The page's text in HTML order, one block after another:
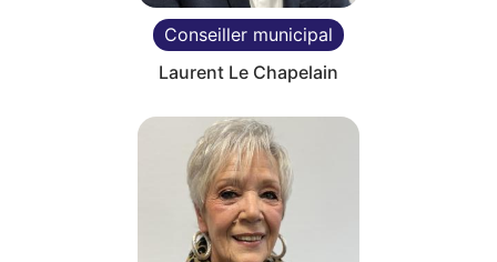
Conseiller municipal
Laurent Le Chapelain